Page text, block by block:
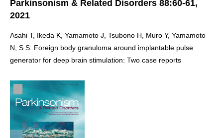
Parkinsonism & Related Disorders 88:60-61,
2021
Asahi T, Ikeda K, Yamamoto J, Tsubono H, Muro Y, Yamamoto
N, S S: Foreign body granuloma around implantable pulse
generator for deep brain stimulation: Two case reports